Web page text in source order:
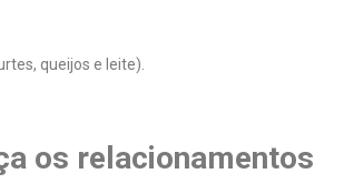
queijos e leite).
os relacionamentos